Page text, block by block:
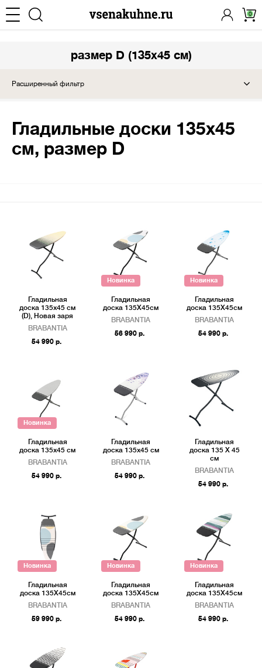
0
размер D (135х45 см)
Расширенный фильтр
Гладильные доски 135х45
см, размер D
Гладильная
доска 135x45 см
(D), Новая заря
BRABANTIA
54 990 р.
Новинка
Гладильная
доска 135Х45см
BRABANTIA
56 990 р.
Новинка
Гладильная
доска 135Х45см
BRABANTIA
54 990 р.
Новинка
Гладильная
доска 135х45 см
BRABANTIA
54 990 р.
Гладильная
доска 135х45 см
BRABANTIA
54 990 р.
Гладильная
доска 135 Х 45
см
BRABANTIA
54 990 р.
Новинка
Гладильная
доска 135Х45см
BRABANTIA
59 990 р.
Новинка
Гладильная
доска 135Х45см
BRABANTIA
54 990 р.
Новинка
Гладильная
доска 135Х45см
BRABANTIA
54 990 р.